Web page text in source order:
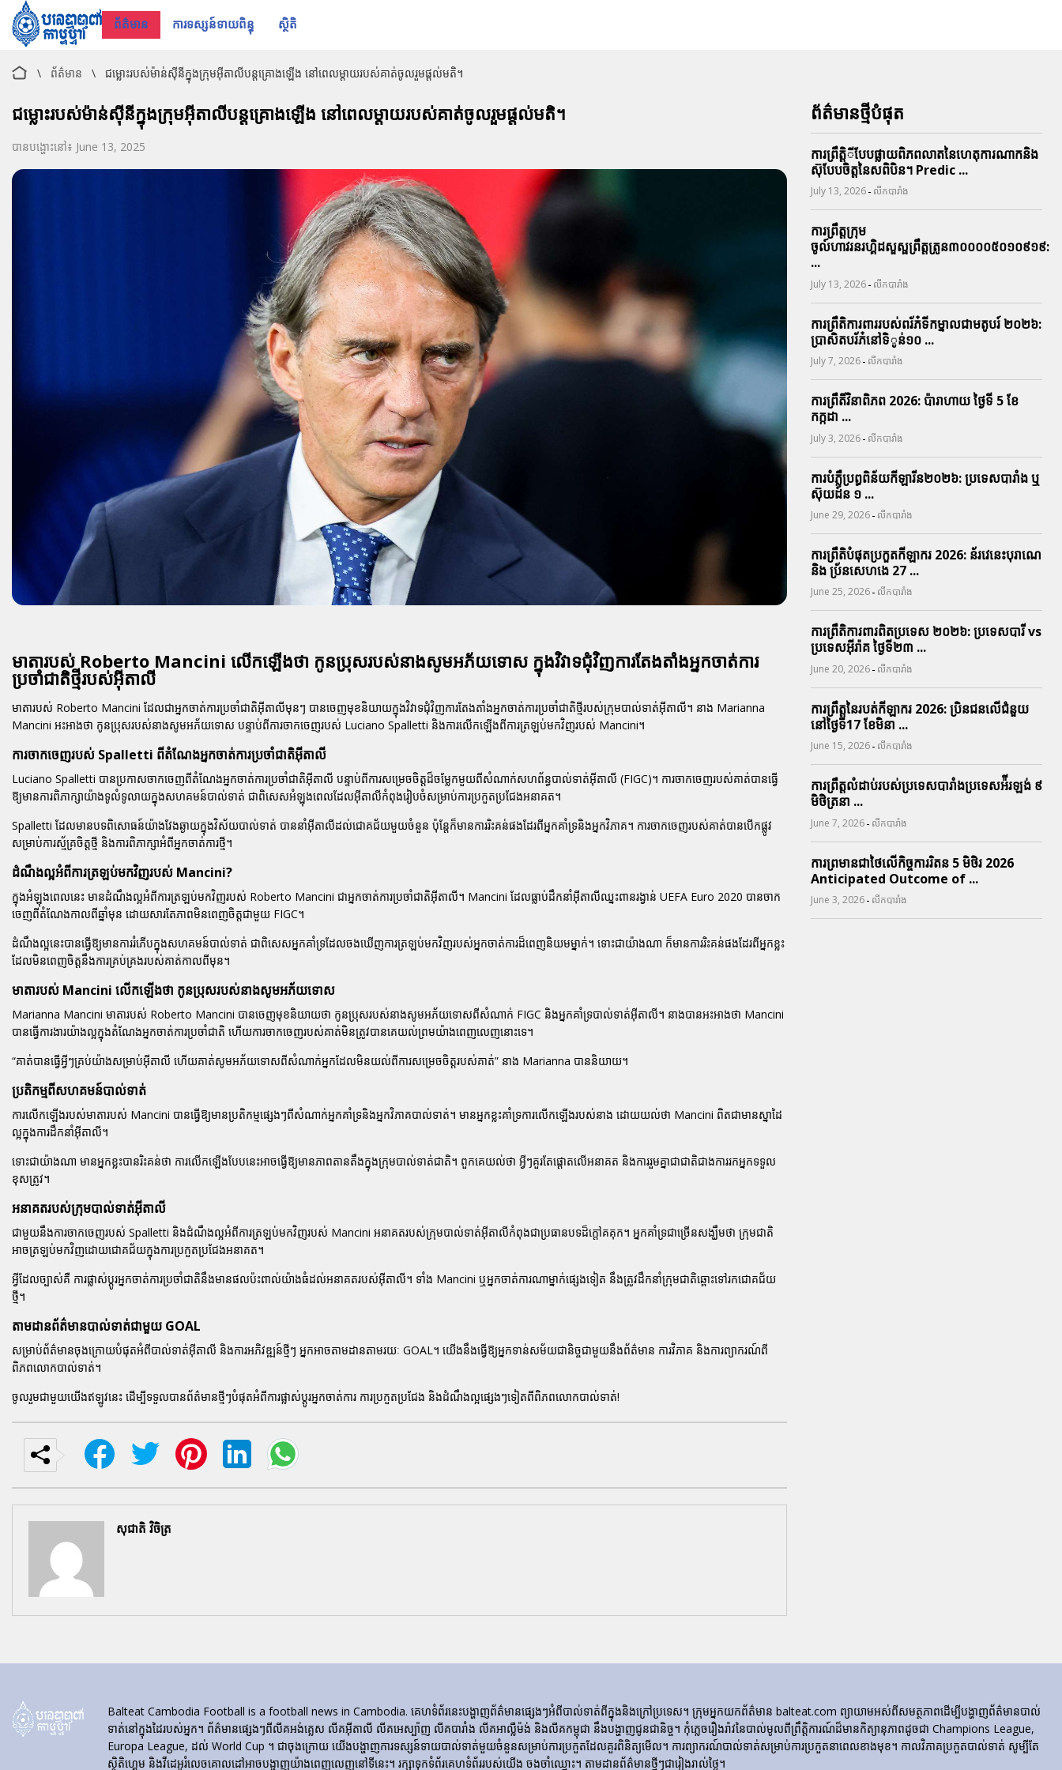
ព័ត៌មាន ការទស្សន៍ទាយពិន្ទុ ស្ថិតិ
\ ព័ត៌មាន \ ជម្លោះរបស់ម៉ាន់ស៊ីនីក្នុងក្រុមអ៊ីតាលីបន្តគ្រោងឡើង នៅពេលម្តាយរបស់គាត់ចូលរួមផ្តល់មតិ។
ជម្លោះរបស់ម៉ាន់ស៊ីនីក្នុងក្រុមអ៊ីតាលីបន្តគ្រោងឡើង នៅពេលម្តាយរបស់គាត់ចូលរួមផ្តល់មតិ។
បានបង្ហោះនៅ៖ June 13, 2025
មាតារបស់ Roberto Mancini លើកឡើងថា កូនប្រុសរបស់នាងសូមអភ័យទោស ក្នុងវិវាទជុំវិញការតែងតាំងអ្នកចាត់ការ
ប្រចាំជាតិថ្មីរបស់អ៊ីតាលី
មាតារបស់ Roberto Mancini ដែលជាអ្នកចាត់ការប្រចាំជាតិអ៊ីតាលីមុនៗ បានចេញមុខនិយាយក្នុងវិវាទជុំវិញការតែងតាំងអ្នកចាត់ការប្រចាំជាតិថ្មីរបស់ក្រុមបាល់ទាត់អ៊ីតាលី។ នាង Marianna
Mancini អះអាងថា កូនប្រុសរបស់នាងសូមអភ័យទោស បន្ទាប់ពីការចាកចេញរបស់ Luciano Spalletti និងការលើកឡើងពីការត្រឡប់មកវិញរបស់ Mancini។
ការចាកចេញរបស់ Spalletti ពីតំណែងអ្នកចាត់ការប្រចាំជាតិអ៊ីតាលី
Luciano Spalletti បានប្រកាសចាកចេញពីតំណែងអ្នកចាត់ការប្រចាំជាតិអ៊ីតាលី បន្ទាប់ពីការសម្រេចចិត្តដ៏ចម្លែកមួយពីសំណាក់សហព័ន្ធបាល់ទាត់អ៊ីតាលី (FIGC)។ ការចាកចេញរបស់គាត់បានធ្វើ
ឱ្យមានការពិភាក្សាយ៉ាងទូលំទូលាយក្នុងសហគមន៍បាល់ទាត់ ជាពិសេសអំឡុងពេលដែលអ៊ីតាលីកំពុងរៀបចំសម្រាប់ការប្រកួតប្រជែងអនាគត។
Spalletti ដែលមានបទពិសោធន៍យ៉ាងវែងឆ្ងាយក្នុងវិស័យបាល់ទាត់ បាននាំអ៊ីតាលីដល់ជោគជ័យមួយចំនួន ប៉ុន្តែក៏មានការរិះគន់ផងដែរពីអ្នកគាំទ្រនិងអ្នកវិភាគ។ ការចាកចេញរបស់គាត់បានបើកផ្លូវ
សម្រាប់ការស្ម័គ្រចិត្តថ្មី និងការពិភាក្សាអំពីអ្នកចាត់ការថ្មី។
ដំណឹងល្អអំពីការត្រឡប់មកវិញរបស់ Mancini?
ក្នុងអំឡុងពេលនេះ មានដំណឹងល្អអំពីការត្រឡប់មកវិញរបស់ Roberto Mancini ជាអ្នកចាត់ការប្រចាំជាតិអ៊ីតាលី។ Mancini ដែលធ្លាប់ដឹកនាំអ៊ីតាលីឈ្នះពានរង្វាន់ UEFA Euro 2020 បានចាក
ចេញពីតំណែងកាលពីឆ្នាំមុន ដោយសារតែភាពមិនពេញចិត្តជាមួយ FIGC។
ដំណឹងល្អនេះបានធ្វើឱ្យមានការរំភើបក្នុងសហគមន៍បាល់ទាត់ ជាពិសេសអ្នកគាំទ្រដែលចងឃើញការត្រឡប់មកវិញរបស់អ្នកចាត់ការដ៏ពេញនិយមម្នាក់។ ទោះជាយ៉ាងណា ក៏មានការរិះគន់ផងដែរពីអ្នកខ្លះ
ដែលមិនពេញចិត្តនឹងការគ្រប់គ្រងរបស់គាត់កាលពីមុន។
មាតារបស់ Mancini លើកឡើងថា កូនប្រុសរបស់នាងសូមអភ័យទោស
Marianna Mancini មាតារបស់ Roberto Mancini បានចេញមុខនិយាយថា កូនប្រុសរបស់នាងសូមអភ័យទោសពីសំណាក់ FIGC និងអ្នកគាំទ្របាល់ទាត់អ៊ីតាលី។ នាងបានអះអាងថា Mancini
បានធ្វើការងារយ៉ាងល្អក្នុងតំណែងអ្នកចាត់ការប្រចាំជាតិ ហើយការចាកចេញរបស់គាត់មិនត្រូវបានគេយល់ព្រមយ៉ាងពេញលេញនោះទេ។
“គាត់បានធ្វើអ្វីៗគ្រប់យ៉ាងសម្រាប់អ៊ីតាលី ហើយគាត់សូមអភ័យទោសពីសំណាក់អ្នកដែលមិនយល់ពីការសម្រេចចិត្តរបស់គាត់” នាង Marianna បាននិយាយ។
ប្រតិកម្មពីសហគមន៍បាល់ទាត់
ការលើកឡើងរបស់មាតារបស់ Mancini បានធ្វើឱ្យមានប្រតិកម្មផ្សេងៗពីសំណាក់អ្នកគាំទ្រនិងអ្នកវិភាគបាល់ទាត់។ មានអ្នកខ្លះគាំទ្រការលើកឡើងរបស់នាង ដោយយល់ថា Mancini ពិតជាមានស្នាដៃ
ល្អក្នុងការដឹកនាំអ៊ីតាលី។
ទោះជាយ៉ាងណា មានអ្នកខ្លះបានរិះគន់ថា ការលើកឡើងបែបនេះអាចធ្វើឱ្យមានភាពតានតឹងក្នុងក្រុមបាល់ទាត់ជាតិ។ ពួកគេយល់ថា អ្វីៗគួរតែផ្តោតលើអនាគត និងការរួមគ្នាជាជាតិជាងការរកអ្នកទទួល
ខុសត្រូវ។
អនាគតរបស់ក្រុមបាល់ទាត់អ៊ីតាលី
ជាមួយនឹងការចាកចេញរបស់ Spalletti និងដំណឹងល្អអំពីការត្រឡប់មកវិញរបស់ Mancini អនាគតរបស់ក្រុមបាល់ទាត់អ៊ីតាលីកំពុងជាប្រធានបទដ៏ក្តៅគគុក។ អ្នកគាំទ្រជាច្រើនសង្ឃឹមថា ក្រុមជាតិ
អាចត្រឡប់មកវិញដោយជោគជ័យក្នុងការប្រកួតប្រជែងអនាគត។
អ្វីដែលច្បាស់គឺ ការផ្លាស់ប្តូរអ្នកចាត់ការប្រចាំជាតិនឹងមានផលប៉ះពាល់យ៉ាងធំដល់អនាគតរបស់អ៊ីតាលី។ ទាំង Mancini ឬអ្នកចាត់ការណាម្នាក់ផ្សេងទៀត នឹងត្រូវដឹកនាំក្រុមជាតិឆ្ពោះទៅរកជោគជ័យ
ថ្មី។
តាមដានព័ត៌មានបាល់ទាត់ជាមួយ GOAL
សម្រាប់ព័ត៌មានចុងក្រោយបំផុតអំពីបាល់ទាត់អ៊ីតាលី និងការអភិវឌ្ឍន៍ថ្មីៗ អ្នកអាចតាមដានតាមរយៈ GOAL។ យើងនឹងធ្វើឱ្យអ្នកទាន់សម័យជានិច្ចជាមួយនឹងព័ត៌មាន ការវិភាគ និងការព្យាករណ៍ពី
ពិភពលោកបាល់ទាត់។
ចូលរួមជាមួយយើងឥឡូវនេះ ដើម្បីទទួលបានព័ត៌មានថ្មីៗបំផុតអំពីការផ្លាស់ប្តូរអ្នកចាត់ការ ការប្រកួតប្រជែង និងដំណឹងល្អផ្សេងៗទៀតពីពិភពលោកបាល់ទាត់!
សុជាតិ វិចិត្រ
ព័ត៌មានថ្មីបំផុត
ការព្រឹតិ្តីបែបផ្លាយពិភពលាតនៃហេតុការណាកនិង
ស៊ុបែបចិត្តនៃសពិបិន។ Predic ...
July 13, 2026 - លីកបារាំង
ការព្រឹត្តក្រុម
ចូល៍ហាវរនរហ្គិដសួស្ផព្រឹត្តត្រូន៣០០០០៥០១០៩១៩:
...
July 13, 2026 - លីកបារាំង
ការព្រឹតិការពាររបស់ពរ័ភ៎ទីកម្នាលជាមតូបរ៍ ២០២៦:
ប្រាសិតបរ័ភ៎នៅទិូន់១០ ...
July 7, 2026 - លីកបារាំង
ការព្រឹតិ៍វិនាពិភព 2026: ប៉ារាហាយ ថ្ងៃទី 5 ខែ
កក្កដា ...
July 3, 2026 - លីកបារាំង
ការបំភ្លឺប្រព្ធ​ពិន័យ​កីឡារីន​២០២៦: ប្រទេស​បារាំង​ ឬ​
ស៊ុយដ៍ន​ ១ ...
June 29, 2026 - លីកបារាំង
ការព្រឹតិបំផុតប្រកួតកីឡាករ 2026: ន័រវេនេះបុរាណេ
និង ប្រ័នសេហងេ 27 ...
June 25, 2026 - លីកបារាំង
ការព្រឹតិការពារ​ពិតប្រទេស ២០២៦: ប្រទេសបារី vs
ប្រទេសអ៊ីរ៉ាគ ថ្ងៃទី​២៣ ...
June 20, 2026 - លីកបារាំង
ការព្រឹត្តនៃរបត់កីឡាករ 2026: ប្រិនជនលើជំនួយ
នៅថ្ងៃទី17 ខែមិនា ...
June 15, 2026 - លីកបារាំង
ការព្រឹត្តលំដាប់របស់ប្រទេសបារាំងប្រទេសអ៉ីរឡង់ ៩
មិថិត្រនា ...
June 7, 2026 - លីកបារាំង
ការព្រមានជាថៃលើកិច្ចការរិតន 5 មិថិរ 2026
Anticipated Outcome of ...
June 3, 2026 - លីកបារាំង
Balteat Cambodia Football is a football news in Cambodia. គេហទំព័រ​នេះ​បង្ហាញ​ព័ត៌មាន​ផ្សេងៗ​អំពី​បាល់ទាត់​ពី​ក្នុង​និង​ក្រៅ​ប្រទេស។ ក្រុមអ្នកយកព័ត៌មាន balteat.com ព្យាយាមអស់ពីសមត្ថភាពដើម្បីបង្ហាញព័ត៌មានបាល់
ទាត់នៅក្នុងដៃរបស់អ្នក។ ព័ត៌មានផ្សេងៗពីលីគអង់គ្លេស លីគអ៊ីតាលី លីគអេស្ប៉ាញ លីគបារាំង លីគអាល្លឺម៉ង់ និងលីគកម្ពុជា នឹងបង្ហាញជូនជានិច្ច។ កុំភ្លេចរឿងរ៉ាវនៃបាល់មូលពីព្រឹត្តិការណ៍ដ៏មានកិត្យានុភាពដូចជា Champions League,
Europa League, ដល់ World Cup ។ ជាចុងក្រោយ យើងបង្ហាញការទស្សន៍ទាយបាល់ទាត់មួយចំនួនសម្រាប់ការប្រកួតដែលគួរពិនិត្យមើល។ ការព្យាករណ៍បាល់ទាត់សម្រាប់ការប្រកួតនាពេលខាងមុខ។ កាលវិភាគប្រកួតបាល់ទាត់ សូម្បីតែ
ស្ថិតិហ្គេម និងវីដេអូរំលេចគោលដៅអាចបង្ហាញយ៉ាងពេញលេញនៅទីនេះ។ រក្សាទុកទំព័រគេហទំព័ររបស់យើង ចងចាំឈ្មោះ។ តាមដានព័ត៌មានថ្មីៗជារៀងរាល់ថ្ងៃ។